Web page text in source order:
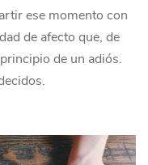
ese momento con
de afecto que, de
de un adiós.